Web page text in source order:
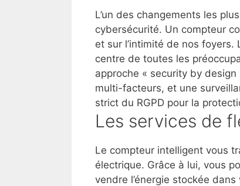
L’un des changements les
cybersécurité. Un compteur
et sur l’intimité de nos foyers.
centre de toutes les
approche « security by
multi-facteurs, et une
strict du RGPD pour la
Les services de
Le compteur intelligent vous
électrique. Grâce à lui, vous
vendre l’énergie stockée